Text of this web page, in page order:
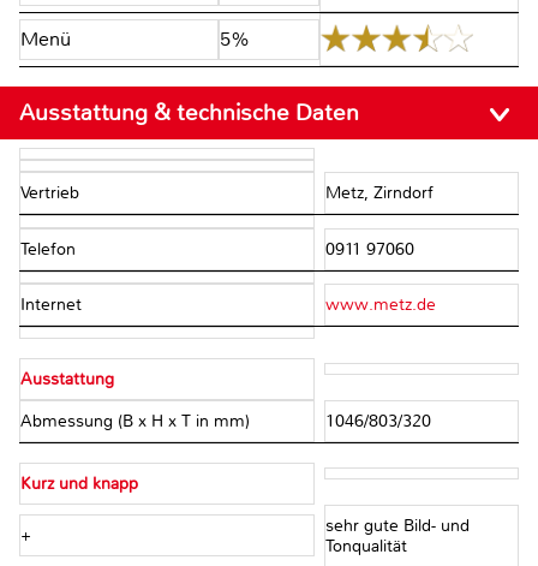
Menü 5%
Ausstattung & technische Daten
Vertrieb Metz, Zirndorf
Telefon 0911 97060
Internet www.metz.de
Ausstattung
Abmessung (B x H x T in mm) 1046/803/320
Kurz und knapp
+
sehr gute Bild- und
Tonqualität